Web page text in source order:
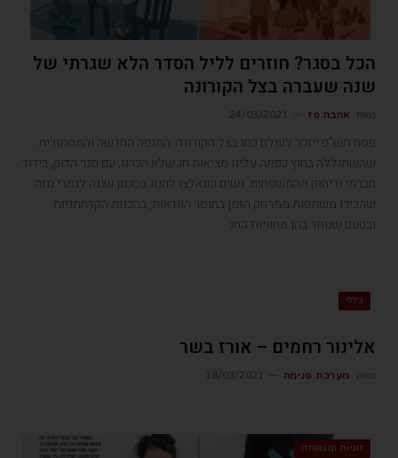
הכל בסגר? חוזרים לליל הסדר הלא שגרתי של
שנה שעברה בצל הקורונה
אהבה פז
פסח תש"פ ייזכר לעולם כחג בצל הקורונה. המגפה החדשה והמסתורית
שהשתוללה בחוץ כפתה עלינו מציאות חג שלא הכרנו, עם סגר הדוק, בידוד
חברתי וריחוק מהמשפחות. נשים שנאלצו לחגוג בסגנון שונה לגמרי מזה
שהכירו משתפות ממרחק הזמן בחוסר הוודאות, בהכנות הקדחתניות
ובטעם שנותר בהן מחוויות החג
כללי
אלינור רחמים – אורז בשר
מערכת פנימה
זוגיות ומשפחה